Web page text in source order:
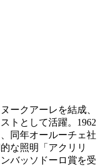
ークアーレを結成、
トとして活躍。1962
同年オールーチェ社
な照明「アクリリ
バッソドーロ賞を受